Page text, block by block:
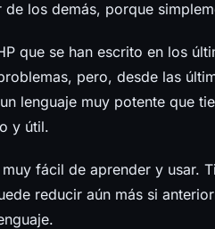
los demás, porque
que se han escrito en los
pero, desde las
lenguaje muy potente que
y útil.
fácil de aprender y usar.
reducir aún más si